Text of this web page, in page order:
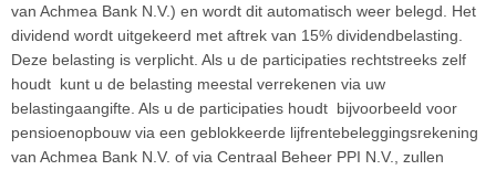
van Achmea Bank N.V.) en wordt dit automatisch weer belegd. Het
dividend wordt uitgekeerd met aftrek van 15% dividendbelasting.
Deze belasting is verplicht. Als u de participaties rechtstreeks zelf
houdt kunt u de belasting meestal verrekenen via uw
belastingaangifte. Als u de participaties houdt bijvoorbeeld voor
pensioenopbouw via een geblokkeerde lijfrentebeleggingsrekening
van Achmea Bank N.V. of via Centraal Beheer PPI N.V., zullen